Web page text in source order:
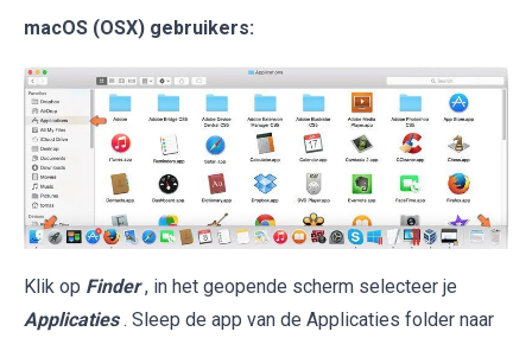
macOS (OSX) gebruikers:
Klik op Finder , in het geopende scherm selecteer je
Applicaties . Sleep de app van de Applicaties folder naar